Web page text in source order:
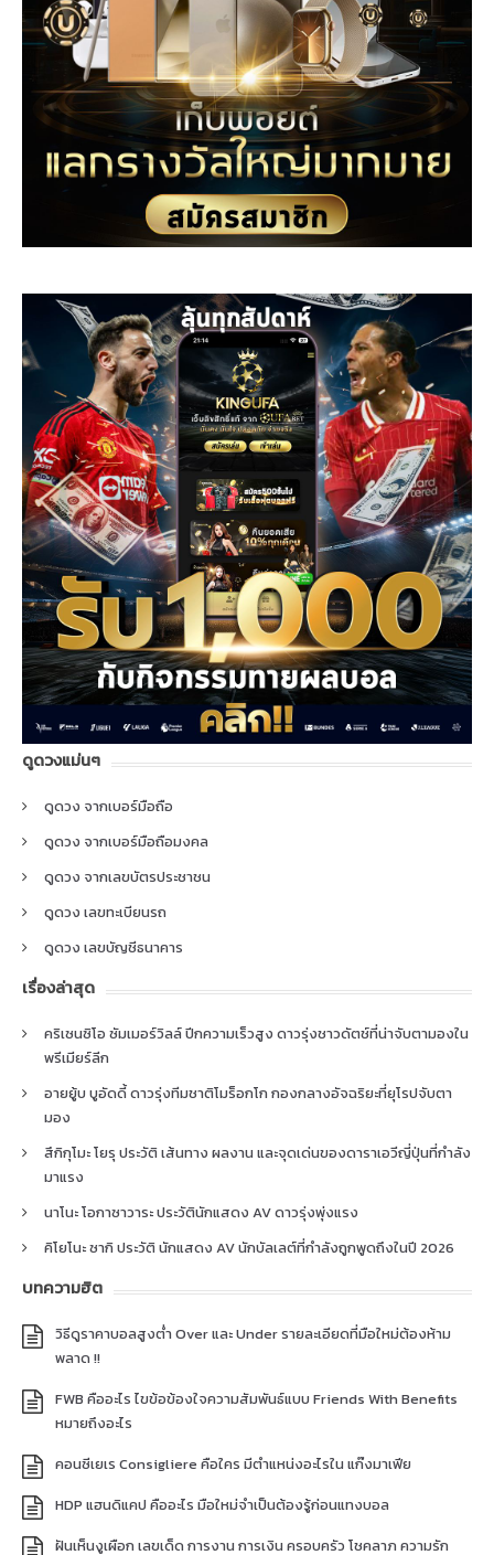
ดูดวงแม่นๆ
ดูดวง จากเบอร์มือถือ
ดูดวง จากเบอร์มือถือมงคล
ดูดวง จากเลขบัตรประชาชน
ดูดวง เลขทะเบียนรถ
ดูดวง เลขบัญชีธนาคาร
เรื่องล่าสุด
คริเซนซิโอ ซัมเมอร์วิลล์ ปีกความเร็วสูง ดาวรุ่งชาวดัตช์ที่น่าจับตามองใน
พรีเมียร์ลีก
อายยู้บ บูอัดดี้ ดาวรุ่งทีมชาติโมร็อกโก กองกลางอัจฉริยะที่ยุโรปจับตา
มอง
สึกิกุโมะ โยรุ ประวัติ เส้นทาง ผลงาน และจุดเด่นของดาราเอวีญี่ปุ่นที่กำลัง
มาแรง
นาโนะ โอกาซาวาระ ประวัตินักแสดง AV ดาวรุ่งพุ่งแรง
คิโยโนะ ซากิ ประวัติ นักแสดง AV นักบัลเลต์ที่กำลังถูกพูดถึงในปี 2026
บทความฮิต
วิธีดูราคาบอลสูงต่ำ Over และ Under รายละเอียดที่มือใหม่ต้องห้าม
พลาด !!
FWB คืออะไร ไขข้อข้องใจความสัมพันธ์แบบ Friends With Benefits
หมายถึงอะไร
คอนซีเยเร Consigliere คือใคร มีตำแหน่งอะไรใน แก๊งมาเฟีย
HDP แฮนดิแคป คืออะไร มือใหม่จำเป็นต้องรู้ก่อนแทงบอล
ฝันเห็นงูเผือก เลขเด็ด การงาน การเงิน ครอบครัว โชคลาภ ความรัก